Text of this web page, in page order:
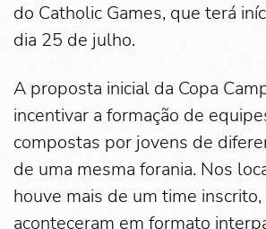
do Catholic Games, que terá
dia 25 de julho.
A proposta inicial da Copa
incentivar a formação de
compostas por jovens de
de uma mesma forania. Nos
houve mais de um time
aconteceram em formato